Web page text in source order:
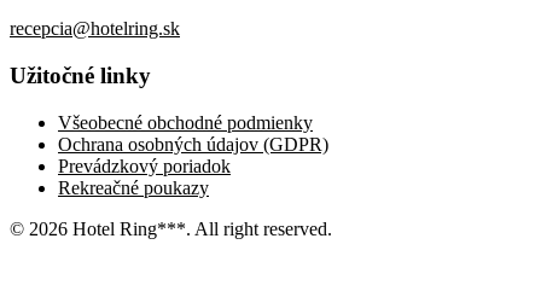
recepcia@hotelring.sk
Užitočné linky
Všeobecné obchodné podmienky
Ochrana osobných údajov (GDPR)
Prevádzkový poriadok
Rekreačné poukazy
© 2026 Hotel Ring***. All right reserved.